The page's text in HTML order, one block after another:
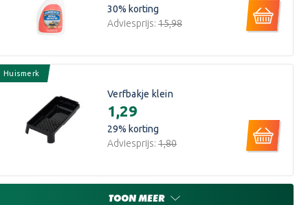
30% korting
Adviesprijs: €15,98
Huismerk
Verfbakje klein
€1,29
29% korting
Adviesprijs: €1,80
TOON MEER